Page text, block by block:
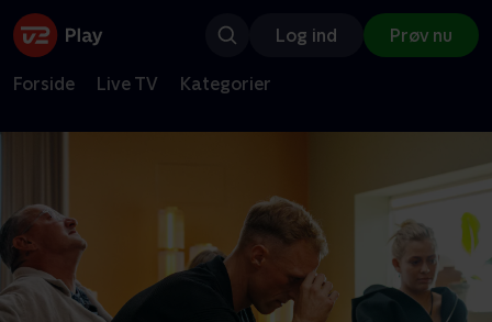
Log ind Prøv nu
Forside Live TV Kategorier